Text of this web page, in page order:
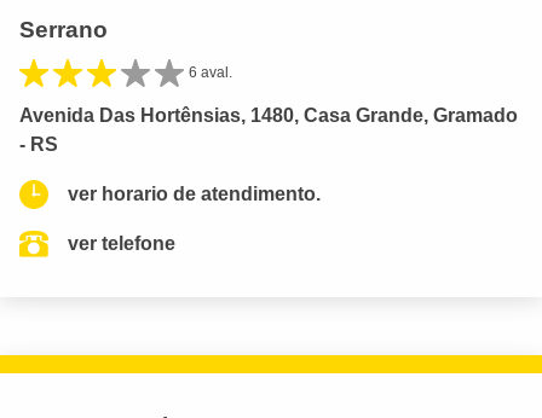
Serrano
6 aval.
Avenida Das Hortênsias, 1480, Casa Grande, Gramado
- RS
ver horario de atendimento.
ver telefone